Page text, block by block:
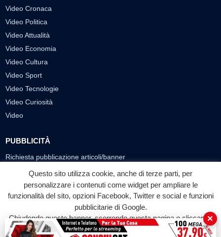
Video Cronaca
Video Politica
Video Attualità
Video Economia
Video Cultura
Video Sport
Video Tecnologie
Video Curiosità
Video
PUBBLICITÀ
Richiesta pubblicazione articoli/banner
SEGUICI SUI SOCIAL
f
Facebook
◎ ▶
YouTube
Questo sito utilizza cookie, anche di terze parti, per
personalizzare i contenuti come widget per ampliare le
funzionalità del sito, opzioni Facebook, Twitter e social e funzioni
pubblicitarie di Google.
Chiudendo questo banner, scorrendo questa pagina o cliccando
su qualunque suo elemento acconsenti all'uso dei cookie.
×